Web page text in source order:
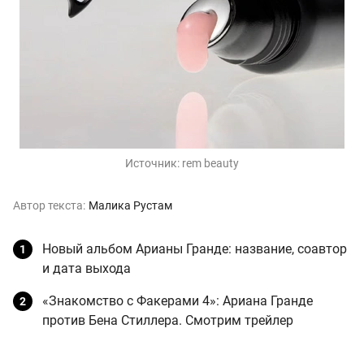
Источник: rem beauty
Автор текста: Малика Рустам
Новый альбом Арианы Гранде: название, соавтор
и дата выхода
«Знакомство с Факерами 4»: Ариана Гранде
против Бена Стиллера. Смотрим трейлер